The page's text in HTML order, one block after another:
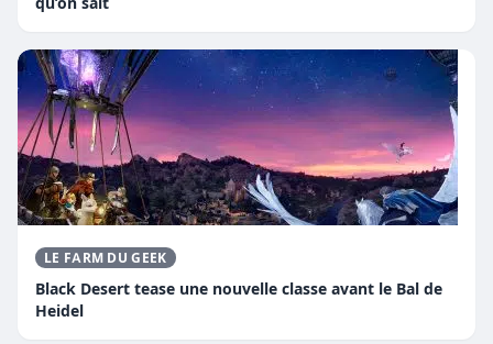
LE FARM DU GEEK
Black Desert tease une nouvelle classe avant le Bal de
Heidel